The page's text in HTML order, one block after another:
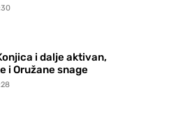
i dalje aktivan,
i Oružane snage